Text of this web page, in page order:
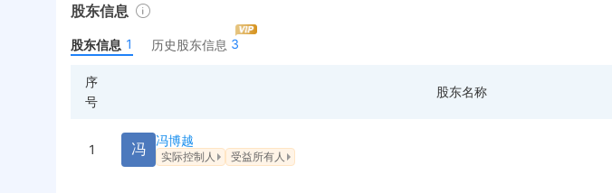
股东信息
股东信息 1 历史股东信息 3
序
号
股东名称
1 冯
冯博越
实际控制人 受益所有人